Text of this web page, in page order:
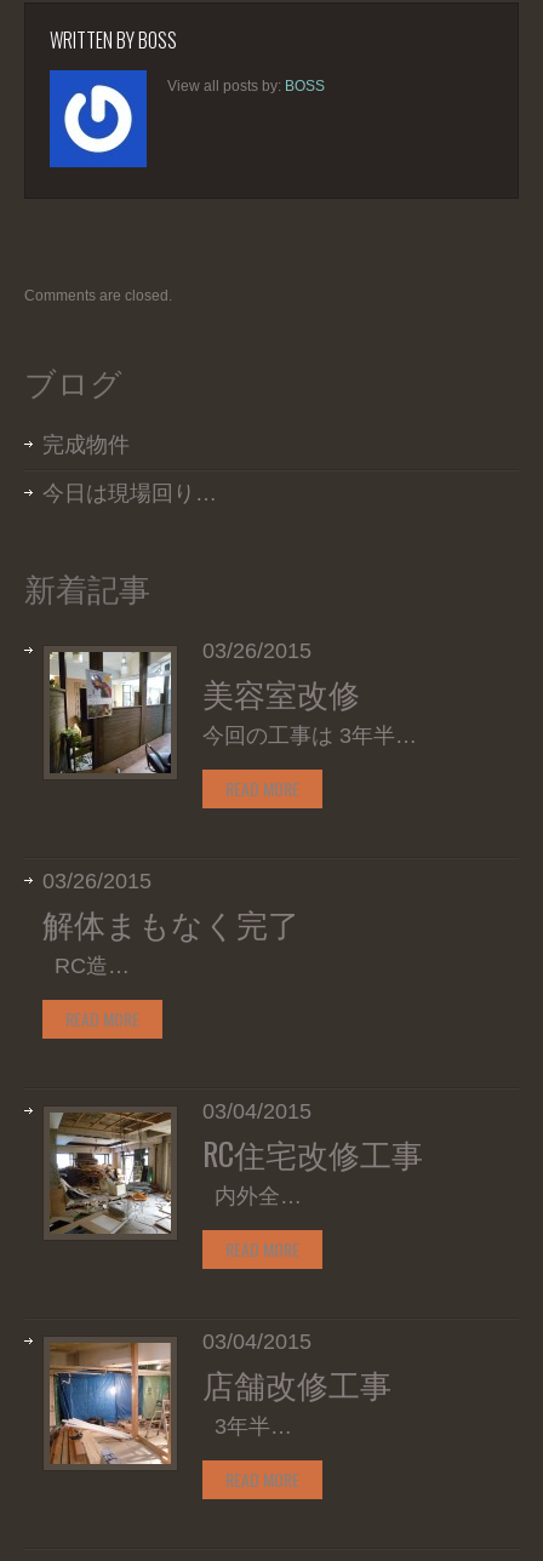
WRITTEN BYBOSS
View all posts by: BOSS
Comments are closed.
ブログ
完成物件
今日は現場回り…
新着記事
03/26/2015
美容室改修
今回の工事は 3年半…
READ MORE
03/26/2015
解体まもなく完了
RC造…
READ MORE
03/04/2015
RC住宅改修工事
内外全…
READ MORE
03/04/2015
店舗改修工事
3年半…
READ MORE